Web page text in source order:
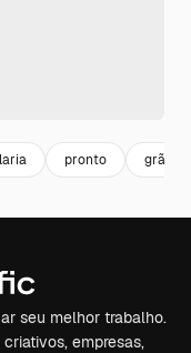
pronto grãos
seu melhor trabalho.
empresas,